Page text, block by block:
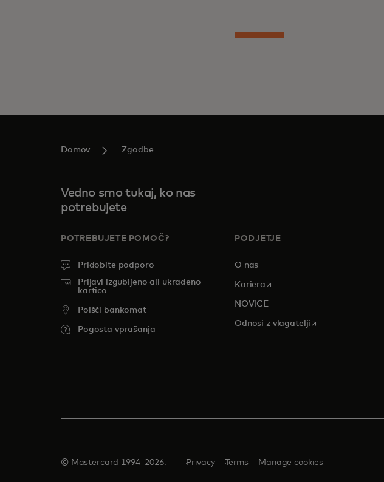
Domov Zgodbe
Vedno smo tukaj, ko nas
potrebujete
POTREBUJETE POMOČ?
Pridobite podporo
Prijavi izgubljeno ali ukradeno
kartico
Poišči bankomat
Pogosta vprašanja
PODJETJE
O nas
Kariera opens in a new tab
NOVICE
Odnosi z vlagatelji opens in a new tab
© Mastercard 1994–2026. Privacy Terms Manage cookies